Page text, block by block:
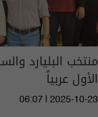
منتخب البليارد
الأول عربياً
06:07 | 2025-10-23